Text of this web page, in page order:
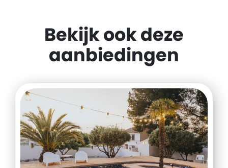
Bekijk ook deze
aanbiedingen